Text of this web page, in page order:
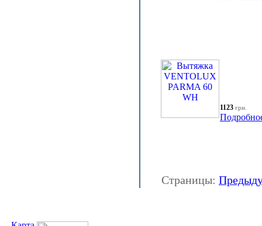
1123 грн.
Страницы: